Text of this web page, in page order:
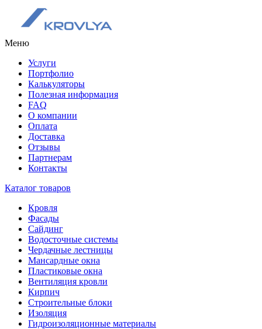
Меню
Услуги
Портфолио
Калькуляторы
Полезная информация
FAQ
О компании
Оплата
Доставка
Отзывы
Партнерам
Контакты
Каталог товаров
Кровля
Фасады
Сайдинг
Водосточные системы
Чердачные лестницы
Мансардные окна
Пластиковые окна
Вентиляция кровли
Кирпич
Строительные блоки
Изоляция
Гидроизоляционные материалы